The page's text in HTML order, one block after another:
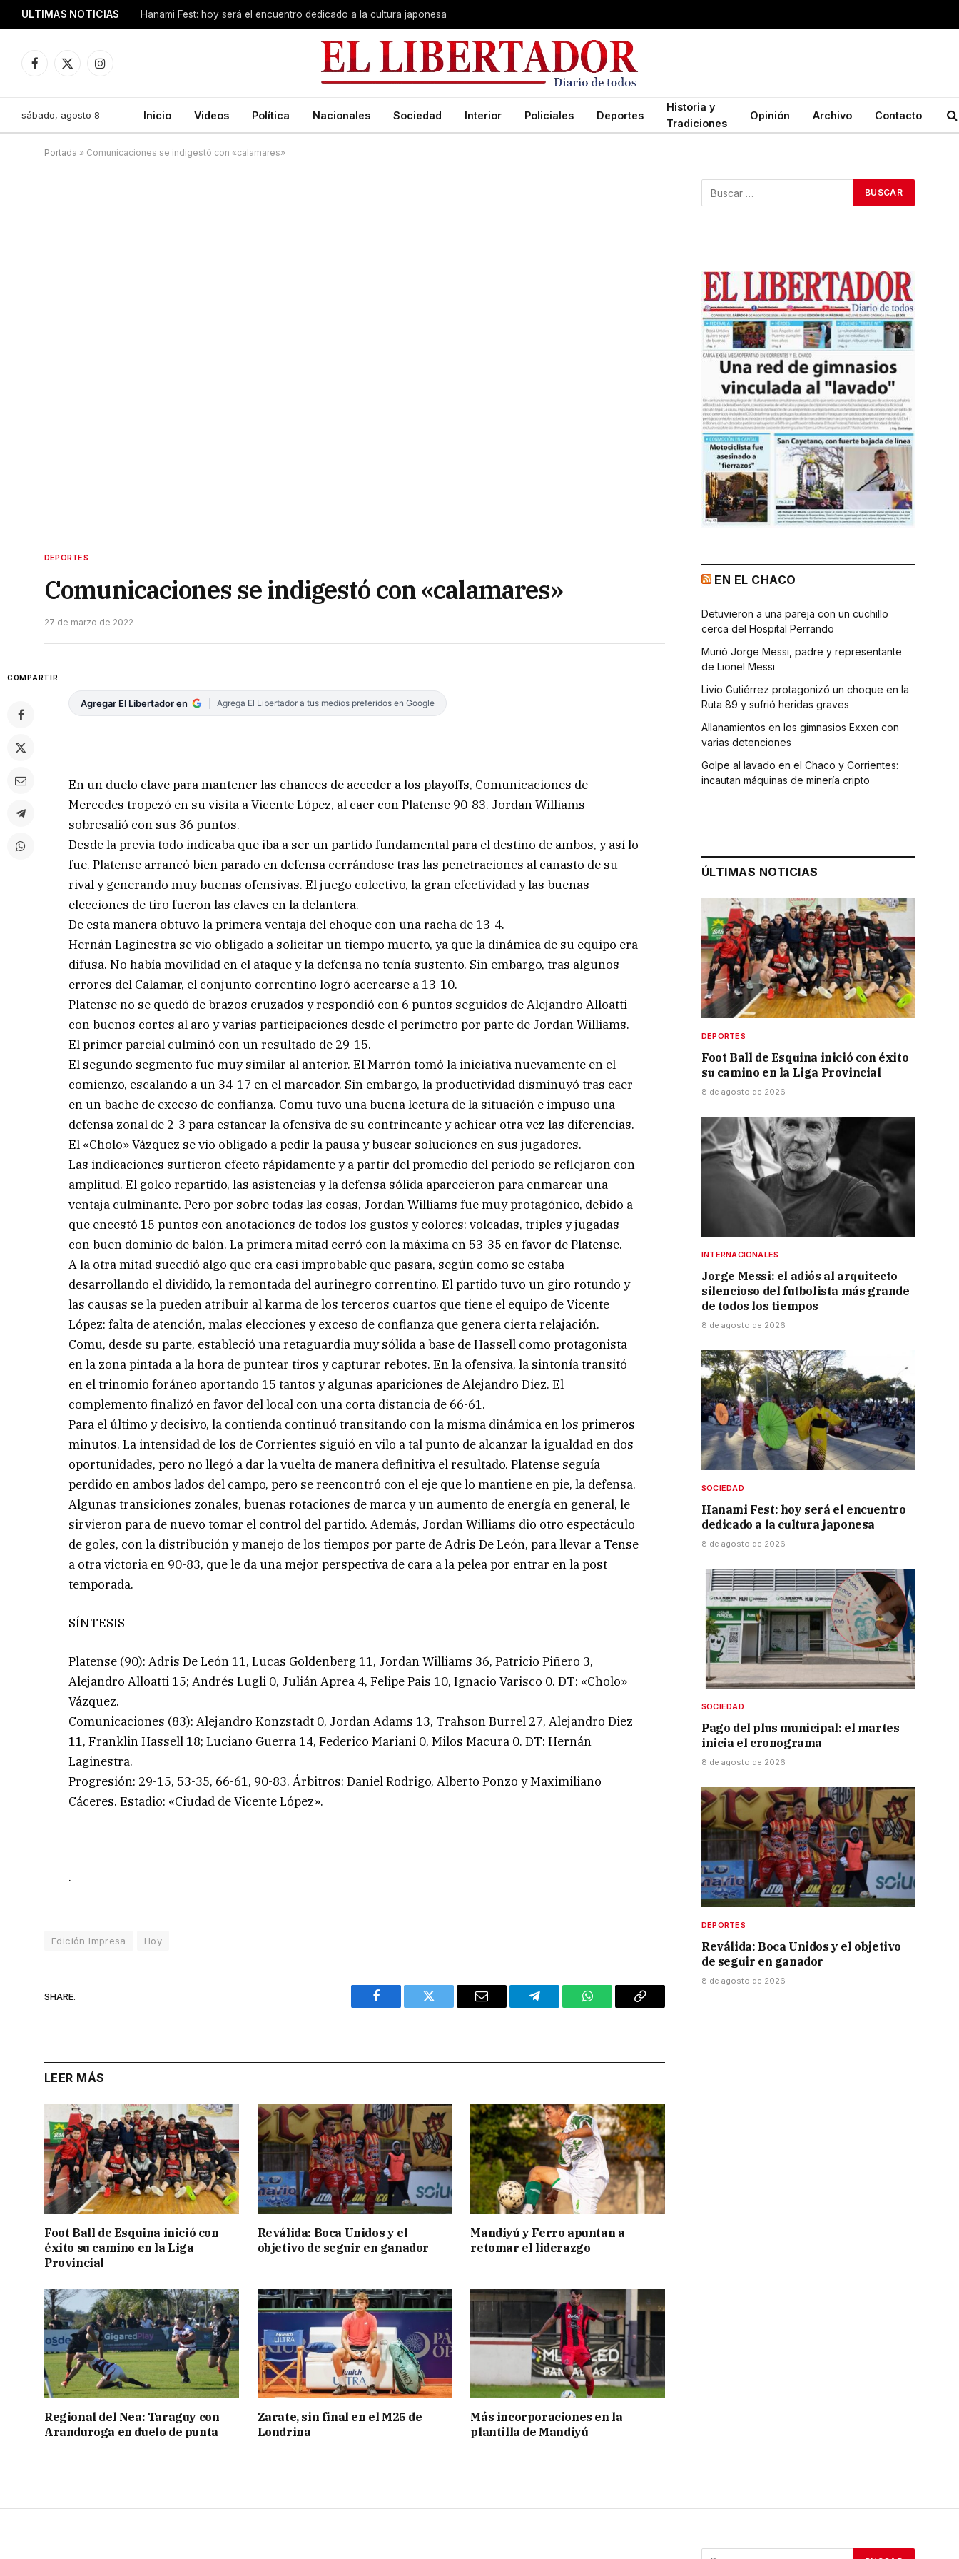
ULTIMAS NOTICIAS Hanami Fest: hoy será el encuentro dedicado a la cultura japonesa
Facebook
X
Instagram
sábado, agosto 8 Inicio Videos Política Nacionales Sociedad Interior Policiales Deportes
Historia y
Tradiciones
Opinión Archivo Contacto
Portada » Comunicaciones se indigestó con «calamares»
DEPORTES
Comunicaciones se indigestó con «calamares»
27 de marzo de 2022
COMPARTIR
Agregar El Libertador en Agrega El Libertador a tus medios preferidos en Google
En un duelo clave para mantener las chances de acceder a los playoffs, Comunicaciones de
Mercedes tropezó en su visita a Vicente López, al caer con Platense 90-83. Jordan Williams
sobresalió con sus 36 puntos.
Desde la previa todo indicaba que iba a ser un partido fundamental para el destino de ambos, y así lo
fue. Platense arrancó bien parado en defensa cerrándose tras las penetraciones al canasto de su
rival y generando muy buenas ofensivas. El juego colectivo, la gran efectividad y las buenas
elecciones de tiro fueron las claves en la delantera.
De esta manera obtuvo la primera ventaja del choque con una racha de 13-4.
Hernán Laginestra se vio obligado a solicitar un tiempo muerto, ya que la dinámica de su equipo era
difusa. No había movilidad en el ataque y la defensa no tenía sustento. Sin embargo, tras algunos
errores del Calamar, el conjunto correntino logró acercarse a 13-10.
Platense no se quedó de brazos cruzados y respondió con 6 puntos seguidos de Alejandro Alloatti
con buenos cortes al aro y varias participaciones desde el perímetro por parte de Jordan Williams.
El primer parcial culminó con un resultado de 29-15.
El segundo segmento fue muy similar al anterior. El Marrón tomó la iniciativa nuevamente en el
comienzo, escalando a un 34-17 en el marcador. Sin embargo, la productividad disminuyó tras caer
en un bache de exceso de confianza. Comu tuvo una buena lectura de la situación e impuso una
defensa zonal de 2-3 para estancar la ofensiva de su contrincante y achicar otra vez las diferencias.
El «Cholo» Vázquez se vio obligado a pedir la pausa y buscar soluciones en sus jugadores.
Las indicaciones surtieron efecto rápidamente y a partir del promedio del periodo se reflejaron con
amplitud. El goleo repartido, las asistencias y la defensa sólida aparecieron para enmarcar una
ventaja culminante. Pero por sobre todas las cosas, Jordan Williams fue muy protagónico, debido a
que encestó 15 puntos con anotaciones de todos los gustos y colores: volcadas, triples y jugadas
con buen dominio de balón. La primera mitad cerró con la máxima en 53-35 en favor de Platense.
A la otra mitad sucedió algo que era casi improbable que pasara, según como se estaba
desarrollando el dividido, la remontada del aurinegro correntino. El partido tuvo un giro rotundo y
las causas se la pueden atribuir al karma de los terceros cuartos que tiene el equipo de Vicente
López: falta de atención, malas elecciones y exceso de confianza que genera cierta relajación.
Comu, desde su parte, estableció una retaguardia muy sólida a base de Hassell como protagonista
en la zona pintada a la hora de puntear tiros y capturar rebotes. En la ofensiva, la sintonía transitó
en el trinomio foráneo aportando 15 tantos y algunas apariciones de Alejandro Diez. El
complemento finalizó en favor del local con una corta distancia de 66-61.
Para el último y decisivo, la contienda continuó transitando con la misma dinámica en los primeros
minutos. La intensidad de los de Corrientes siguió en vilo a tal punto de alcanzar la igualdad en dos
oportunidades, pero no llegó a dar la vuelta de manera definitiva el resultado. Platense seguía
perdido en ambos lados del campo, pero se reencontró con el eje que lo mantiene en pie, la defensa.
Algunas transiciones zonales, buenas rotaciones de marca y un aumento de energía en general, le
sirvieron para de nuevo tomar el control del partido. Además, Jordan Williams dio otro espectáculo
de goles, con la distribución y manejo de los tiempos por parte de Adris De León, para llevar a Tense
a otra victoria en 90-83, que le da una mejor perspectiva de cara a la pelea por entrar en la post
temporada.
SÍNTESIS
Platense (90): Adris De León 11, Lucas Goldenberg 11, Jordan Williams 36, Patricio Piñero 3,
Alejandro Alloatti 15; Andrés Lugli 0, Julián Aprea 4, Felipe Pais 10, Ignacio Varisco 0. DT: «Cholo»
Vázquez.
Comunicaciones (83): Alejandro Konzstadt 0, Jordan Adams 13, Trahson Burrel 27, Alejandro Diez
11, Franklin Hassell 18; Luciano Guerra 14, Federico Mariani 0, Milos Macura 0. DT: Hernán
Laginestra.
Progresión: 29-15, 53-35, 66-61, 90-83. Árbitros: Daniel Rodrigo, Alberto Ponzo y Maximiliano
Cáceres. Estadio: «Ciudad de Vicente López».
.
Edición Impresa Hoy
SHARE.
Facebook Twitter Email Telegram WhatsAppCopy
LEER MÁS
Foot Ball de Esquina inició con
éxito su camino en la Liga
Provincial
Reválida: Boca Unidos y el
objetivo de seguir en ganador
Mandiyú y Ferro apuntan a
retomar el liderazgo
Regional del Nea: Taraguy con
Aranduroga en duelo de punta
Zarate, sin final en el M25 de
Londrina
Más incorporaciones en la
plantilla de Mandiyú
EN EL CHACO
Detuvieron a una pareja con un cuchillo
cerca del Hospital Perrando
Murió Jorge Messi, padre y representante
de Lionel Messi
Livio Gutiérrez protagonizó un choque en la
Ruta 89 y sufrió heridas graves
Allanamientos en los gimnasios Exxen con
varias detenciones
Golpe al lavado en el Chaco y Corrientes:
incautan máquinas de minería cripto
ÚLTIMAS NOTICIAS
DEPORTES
Foot Ball de Esquina inició con éxito
su camino en la Liga Provincial
8 de agosto de 2026
INTERNACIONALES
Jorge Messi: el adiós al arquitecto
silencioso del futbolista más grande
de todos los tiempos
8 de agosto de 2026
SOCIEDAD
Hanami Fest: hoy será el encuentro
dedicado a la cultura japonesa
8 de agosto de 2026
SOCIEDAD
Pago del plus municipal: el martes
inicia el cronograma
8 de agosto de 2026
DEPORTES
Reválida: Boca Unidos y el objetivo
de seguir en ganador
8 de agosto de 2026